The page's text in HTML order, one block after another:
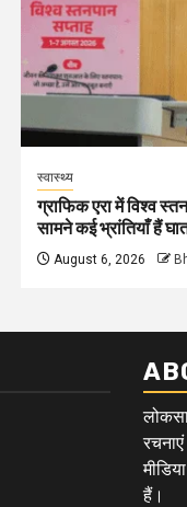
स्वास्थ्य
ग्राफिक एरा में विश्व
सामने कई भ्रांतियाँ हैं
August 6, 2026
हैं।